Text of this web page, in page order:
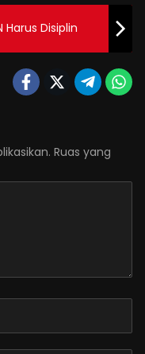
Harus Disiplin
Ruas yang